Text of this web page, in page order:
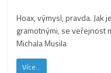
Hoax, výmysl, pravda. Jak
gramotnými, se veřejnost
Michala Musila
Více...